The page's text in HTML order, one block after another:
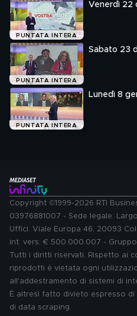
PUNTATA INTERA
Venerdì 22
PUNTATA INTERA
Sabato 23
PUNTATA INTERA
Lunedì 8
Copyright ©1999-2026 RTI
03976881007 - Sede legale:
Uffici: Viale Europa 46, 20093
int. vers. € 500.000.007 -
Tutti i diritti riservati. Rispetto ai
riprodotti è vietata ogni
all'addestramento di sistemi di
È altresì fatto divieto espresso
di data scraping.